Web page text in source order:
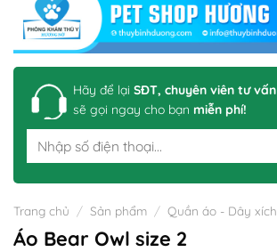
Hãy để lại SĐT, chuyên viên tư vấn
sẽ gọi ngay cho bạn miễn phí!
Trang chủ / Sản phẩm / Quần áo - Dây xích
Áo Bear Owl size 2